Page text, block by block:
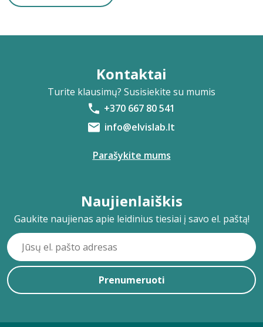
Kontaktai
Turite klausimų? Susisiekite su mumis
+370 667 80 541
info@elvislab.lt
Parašykite mums
Naujienlaiškis
Gaukite naujienas apie leidinius tiesiai į savo el. paštą!
Prenumeruoti